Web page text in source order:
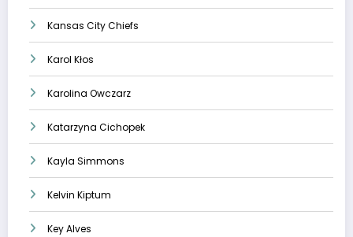
Kansas City Chiefs
Karol Kłos
Karolina Owczarz
Katarzyna Cichopek
Kayla Simmons
Kelvin Kiptum
Key Alves